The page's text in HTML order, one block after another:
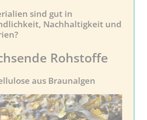
sind gut in
Nachhaltigkeit und
Rohstoffe
aus Braunalgen